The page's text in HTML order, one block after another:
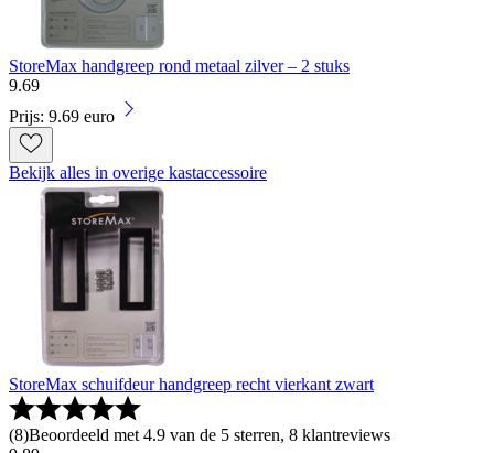
StoreMax handgreep rond metaal zilver – 2 stuks
9.69
Prijs: 9.69 euro
Bekijk alles in overige kastaccessoire
StoreMax schuifdeur handgreep recht vierkant zwart
(8)Beoordeeld met 4.9 van de 5 sterren, 8 klantreviews